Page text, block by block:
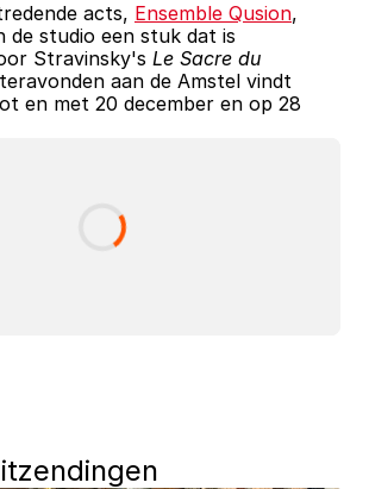
acts, Ensemble Qusion,
de studio een stuk dat is
Stravinsky's Le Sacre du
aan de Amstel vindt
en met 20 december en op 28